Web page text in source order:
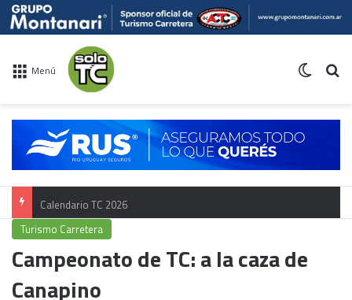
Menú
Calendario TC 2026
Turismo Carretera
Campeonato de TC: a la caza de
Canapino